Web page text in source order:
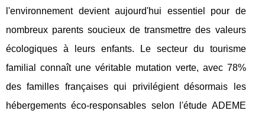
l'environnement devient aujourd'hui essentiel pour de
nombreux parents soucieux de transmettre des valeurs
écologiques à leurs enfants. Le secteur du tourisme
familial connaît une véritable mutation verte, avec 78%
des familles françaises qui privilégient désormais les
hébergements éco-responsables selon l'étude ADEME